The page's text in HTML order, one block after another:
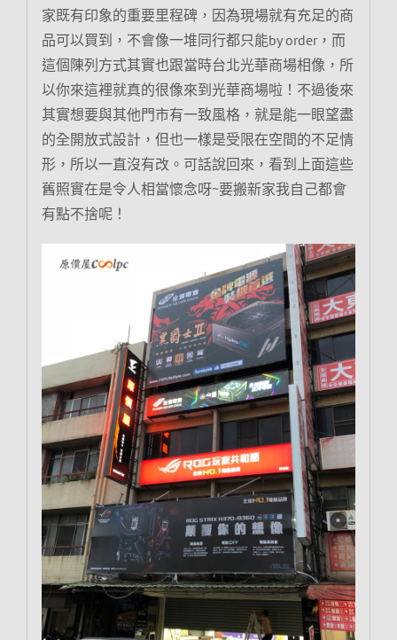
家既有印象的重要里程碑，因為現場就有充足的商
品可以買到，不會像一堆同行都只能by order，而
這個陳列方式其實也跟當時台北光華商場相像，所
以你來這裡就真的很像來到光華商場啦！不過後來
其實想要與其他門市有一致風格，就是能一眼望盡
的全開放式設計，但也一樣是受限在空間的不足情
形，所以一直沒有改。可話說回來，看到上面這些
舊照實在是令人相當懷念呀~要搬新家我自己都會
有點不捨呢！